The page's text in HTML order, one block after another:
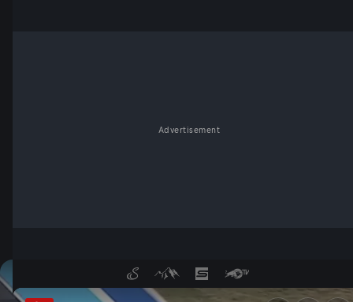
Advertisement
Grand Prix von Ungarn: